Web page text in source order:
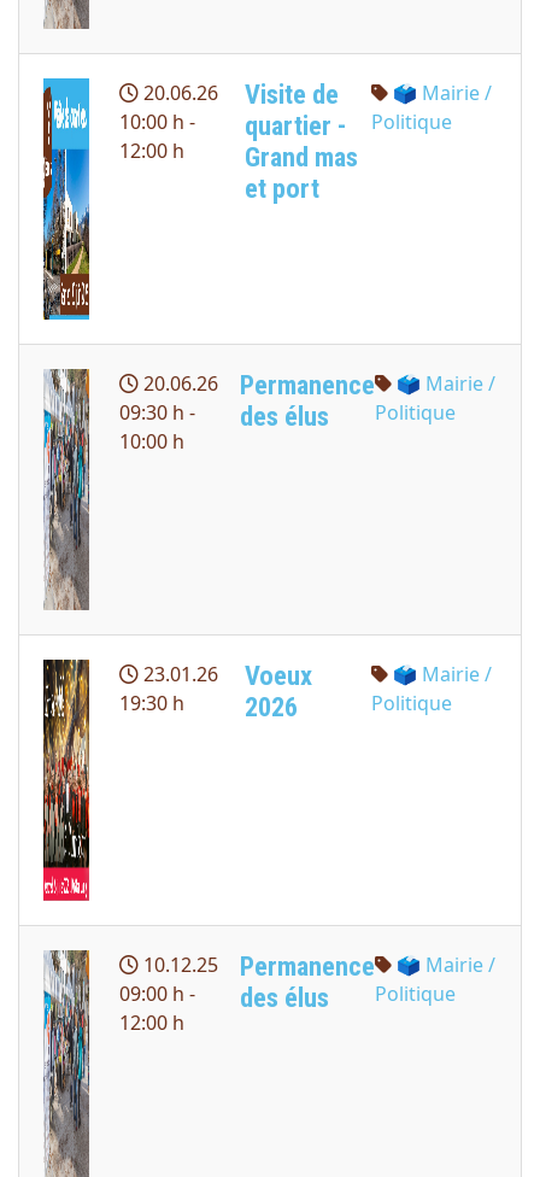
20.06.26
10:00 h -
12:00 h
Visite de
quartier -
Grand mas
et port
🗳 Mairie /
Politique
20.06.26
09:30 h -
10:00 h
Permanence
des élus
🗳 Mairie /
Politique
23.01.26
19:30 h
Voeux
2026
🗳 Mairie /
Politique
10.12.25
09:00 h -
12:00 h
Permanence
des élus
🗳 Mairie /
Politique